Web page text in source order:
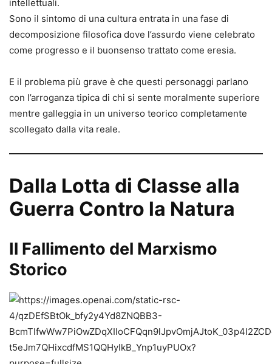
intellettuali.
Sono il sintomo di una cultura entrata in una fase di
decomposizione filosofica dove l’assurdo viene celebrato
come progresso e il buonsenso trattato come eresia.
E il problema più grave è che questi personaggi parlano
con l’arroganza tipica di chi si sente moralmente superiore
mentre galleggia in un universo teorico completamente
scollegato dalla vita reale.
Dalla Lotta di Classe alla
Guerra Contro la Natura
Il Fallimento del Marxismo
Storico